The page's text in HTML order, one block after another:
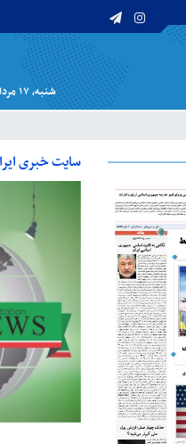
شنبه, ۱۷ مرداد , ۱۴۰۵
سایت خبری